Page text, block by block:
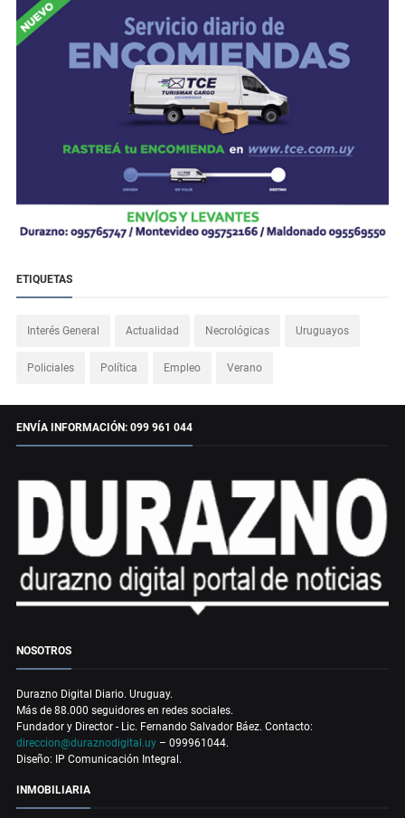
ETIQUETAS
Interés General Actualidad Necrológicas Uruguayos
Policiales Política Empleo Verano
ENVÍA INFORMACIÓN: 099 961 044
NOSOTROS
Durazno Digital Diario. Uruguay.
Más de 88.000 seguidores en redes sociales.
Fundador y Director - Lic. Fernando Salvador Báez. Contacto:
direccion@duraznodigital.uy – 099961044.
Diseño: IP Comunicación Integral.
INMOBILIARIA